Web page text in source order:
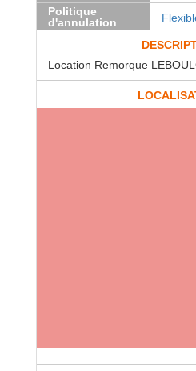
Politique
d'annulation
Location Remorque